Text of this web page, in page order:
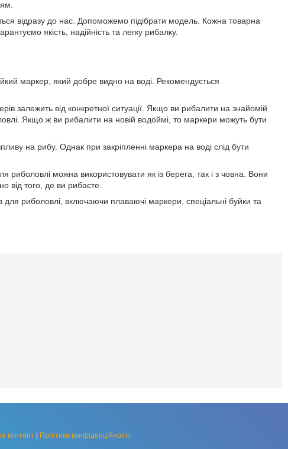
відразу до нас. Допоможемо підібрати модель. Кожна товарна
якість, надійність та легку рибалку.
маркер, який добре видно на воді. Рекомендується
залежить від конкретної ситуації. Якщо ви рибалити на знайомій
Якщо ж ви рибалити на новій водоймі, то маркери можуть бути
на рибу. Однак при закріпленні маркера на воді слід бути
риболовлі можна використовувати як із берега, так і з човна. Вони
від того, де ви рибаєте.
для риболовлі, включаючи плаваючі маркери, спеціальні буйки та
контент
Політика конфіденційності